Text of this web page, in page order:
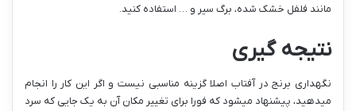
مانند فلفل خشک شده، برگ سیر و … استفاده کنید.
نتیجه گیری
نگهداری برنج در آفتاب اصلا گزینه مناسبی نیست و اگر این کار را انجام
میدهید، پیشنهاد میشود که فورا برای تغییر مکان آن به یک جایی که سرد